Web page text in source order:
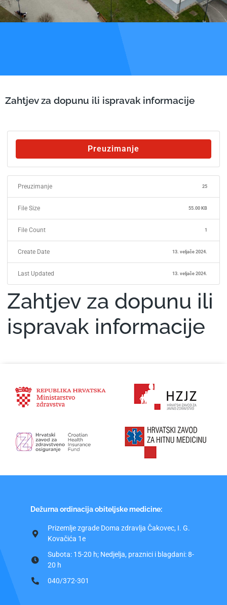
Zahtjev za dopunu ili ispravak informacije
Preuzimanje
Preuzimanje 25
File Size 55.00 KB
File Count 1
Create Date 13. veljače 2024.
Last Updated 13. veljače 2024.
Zahtjev za dopunu ili
ispravak informacije
Dežurna ordinacija obiteljske medicine:
Prizemlje zgrade Doma zdravlja Čakovec, I. G.
Kovačića 1e
Subota: 15-20 h; Nedjelja, praznici i blagdani: 8-
20 h
040/372-301